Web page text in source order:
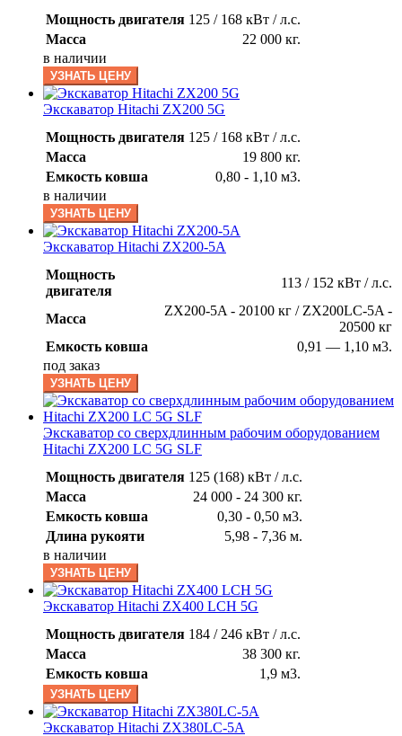
Мощность двигателя 125 / 168 кВт / л.с.
Масса
22 000 кг.
в наличии
УЗНАТЬ ЦЕНУ
Экскаватор Hitachi ZX200 5G
Мощность двигателя 125 / 168 кВт / л.с.
Масса
19 800 кг.
Емкость ковша
0,80 - 1,10 м3.
в наличии
УЗНАТЬ ЦЕНУ
Экскаватор Hitachi ZX200-5A
Мощность
двигателя
113 / 152 кВт / л.с.
Масса
ZX200-5A - 20100 кг / ZX200LC-5A -
20500 кг
Емкость ковша
0,91 — 1,10 м3.
под заказ
УЗНАТЬ ЦЕНУ
Экскаватор со сверхдлинным рабочим оборудованием
Hitachi ZX200 LC 5G SLF
Мощность двигателя 125 (168) кВт / л.с.
Масса
24 000 - 24 300 кг.
Емкость ковша
0,30 - 0,50 м3.
Длина рукояти
5,98 - 7,36 м.
в наличии
УЗНАТЬ ЦЕНУ
Экскаватор Hitachi ZX400 LCH 5G
Мощность двигателя 184 / 246 кВт / л.с.
Масса
38 300 кг.
Емкость ковша
1,9 м3.
УЗНАТЬ ЦЕНУ
Экскаватор Hitachi ZX380LC-5А